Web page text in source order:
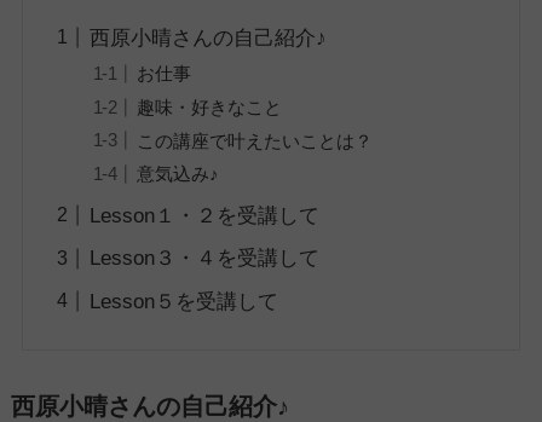
西原小晴さんの自己紹介♪
お仕事
趣味・好きなこと
この講座で叶えたいことは？
意気込み♪
Lesson１・２を受講して
Lesson３・４を受講して
Lesson５を受講して
西原小晴さんの自己紹介♪